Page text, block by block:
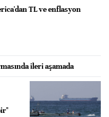
TL ve enflasyon
ileri aşamada